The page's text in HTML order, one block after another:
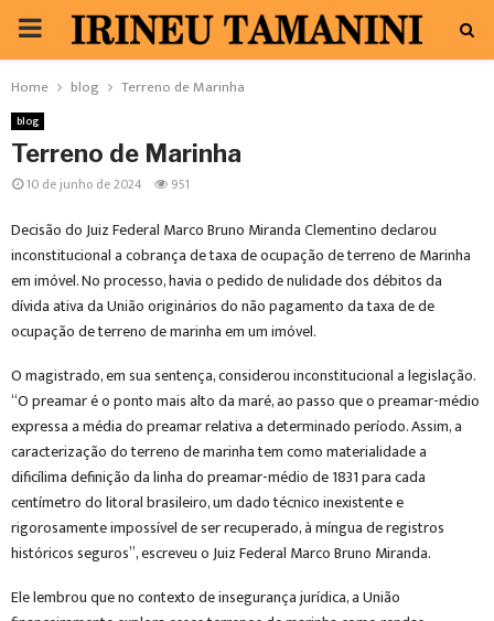
PRIMARY
MENU
Home blog Terreno de Marinha
blog
Terreno de Marinha
10 de junho de 2024 951
Decisão do Juiz Federal Marco Bruno Miranda Clementino declarou
inconstitucional a cobrança de taxa de ocupação de terreno de Marinha
em imóvel. No processo, havia o pedido de nulidade dos débitos da
dívida ativa da União originários do não pagamento da taxa de de
ocupação de terreno de marinha em um imóvel.
O magistrado, em sua sentença, considerou inconstitucional a legislação.
“O preamar é o ponto mais alto da maré, ao passo que o preamar-médio
expressa a média do preamar relativa a determinado período. Assim, a
caracterização do terreno de marinha tem como materialidade a
dificílima definição da linha do preamar-médio de 1831 para cada
centímetro do litoral brasileiro, um dado técnico inexistente e
rigorosamente impossível de ser recuperado, à míngua de registros
históricos seguros”, escreveu o Juiz Federal Marco Bruno Miranda.
Ele lembrou que no contexto de insegurança jurídica, a União